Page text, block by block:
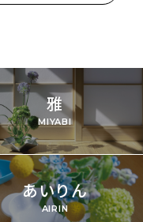
雅
MIYABI
あいりん
AIRIN